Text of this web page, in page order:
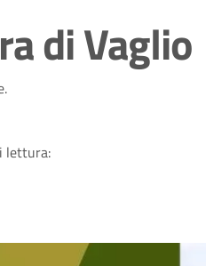
di Vaglio
lettura: